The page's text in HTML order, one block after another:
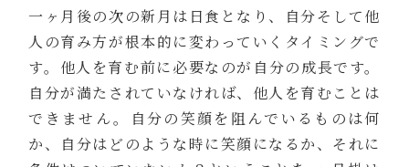
一ヶ月後の次の新月は日食となり、自分そして他
人の育み方が根本的に変わっていくタイミングで
す。他人を育む前に必要なのが自分の成長です。
自分が満たされていなければ、他人を育むことは
できません。自分の笑顔を阻んでいるものは何
か、自分はどのような時に笑顔になるか、それに